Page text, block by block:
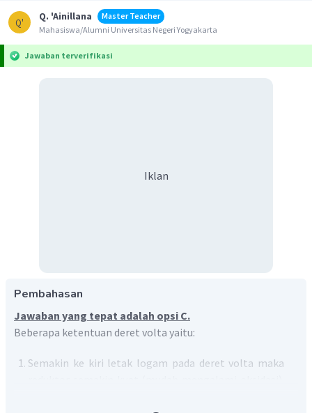
Q'
Q. 'Ainillana
Master Teacher
Mahasiswa/Alumni Universitas Negeri Yogyakarta
Jawaban terverifikasi
Iklan
Pembahasan
Jawaban yang tepat adalah opsi C.
Beberapa ketentuan deret volta yaitu:
Semakin ke kiri letak logam pada deret volta maka